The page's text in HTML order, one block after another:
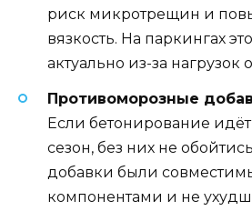
риск микротрещин и
вязкость. На паркингах
актуально из-за нагрузок
Противоморозные
Если бетонирование
сезон, без них не
добавки были
компонентами и не